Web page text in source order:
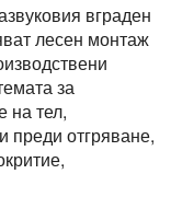
вграден
лесен монтаж
за
на тел,
отгряване,